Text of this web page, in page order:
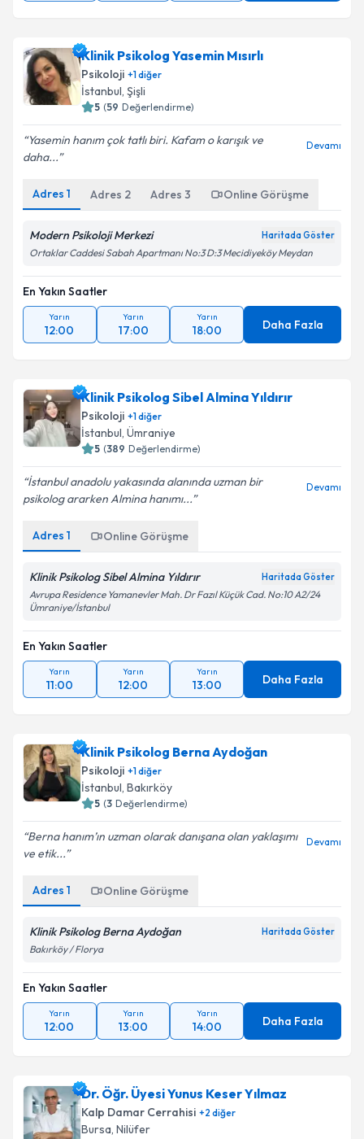
Klinik Psikolog Yasemin Mısırlı
Psikoloji +1diğer
İstanbul, Şişli
5 (59 Değerlendirme)
Yasemin hanım çok tatlı biri. Kafam o karışık ve
daha...
Devamı
Adres 1 Adres 2 Adres 3 Online Görüşme
Modern Psikoloji Merkezi Haritada Göster
Ortaklar Caddesi Sabah Apartmanı No:3 D:3 Mecidiyeköy Meydan
En Yakın Saatler
Yarın
12:00
Yarın
17:00
Yarın
18:00 Daha Fazla
Klinik Psikolog Sibel Almina Yıldırır
Psikoloji +1diğer
İstanbul, Ümraniye
5 (389 Değerlendirme)
İstanbul anadolu yakasında alanında uzman bir
psikolog ararken Almina hanımı...
Devamı
Adres 1 Online Görüşme
Klinik Psikolog Sibel Almina Yıldırır Haritada Göster
Avrupa Residence Yamanevler Mah. Dr Fazıl Küçük Cad. No:10 A2/24
Ümraniye/İstanbul
En Yakın Saatler
Yarın
11:00
Yarın
12:00
Yarın
13:00 Daha Fazla
Klinik Psikolog Berna Aydoğan
Psikoloji +1diğer
İstanbul, Bakırköy
5 (3 Değerlendirme)
Berna hanım’ın uzman olarak danışana olan yaklaşımı
ve etik...
Devamı
Adres 1 Online Görüşme
Klinik Psikolog Berna Aydoğan Haritada Göster
Bakırköy / Florya
En Yakın Saatler
Yarın
12:00
Yarın
13:00
Yarın
14:00 Daha Fazla
Dr. Öğr. Üyesi Yunus Keser Yılmaz
Kalp Damar Cerrahisi +2 diğer
Bursa, Nilüfer